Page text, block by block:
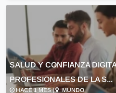
SALUD Y CONFIANZA
PROFESIONALES DE LA S...
HACE 1 MES | MUNDO